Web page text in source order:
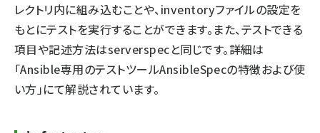
レクトリ内に組み込むことや、inventoryファイルの設定を
もとにテストを実行することができます。また、テストできる
項目や記述方法はserverspecと同じです。詳細は
「Ansible専用のテストツールAnsibleSpecの特徴および使
い方」にて解説されています。